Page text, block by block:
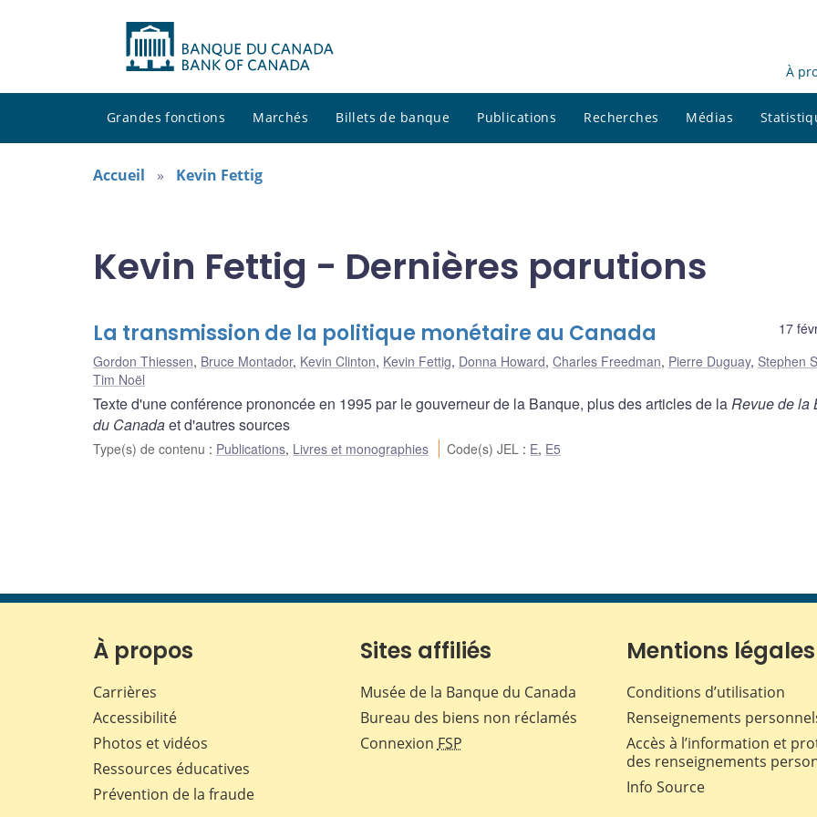
À
Grandes fonctions Marchés Billets de banque Publications Recherches Médias
Accueil Kevin Fettig
Kevin Fettig - Dernières parutions
17
La transmission de la politique monétaire au Canada
Gordon Thiessen, Bruce Montador, Kevin Clinton, Kevin Fettig, Donna Howard, Charles Freedman, Pierre Duguay, Stephen
Tim Noël
Texte d'une conférence prononcée en 1995 par le gouverneur de la Banque, plus des articles de laRevue de la
du Canadaet d'autres sources
Type(s) de contenu : Publications, Livres et monographies Code(s) JEL : E, E5
À propos
Carrières
Accessibilité
Photos et vidéos
Ressources éducatives
Prévention de la fraude
Sites affiliés
Musée de la Banque du Canada
Bureau des biens non réclamés
Connexion FSP
Mentions légales
Conditions d’utilisation
Renseignements
Accès à l’information et
des renseignements
Info Source